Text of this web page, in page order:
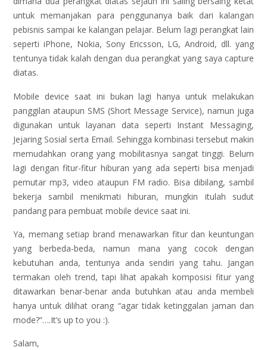
untuk memanjakan para penggunanya baik dari kalangan
pebisnis sampai ke kalangan pelajar. Belum lagi perangkat lain
seperti iPhone, Nokia, Sony Ericsson, LG, Android, dll. yang
tentunya tidak kalah dengan dua perangkat yang saya capture
diatas.
Mobile device saat ini bukan lagi hanya untuk melakukan
panggilan ataupun SMS (Short Message Service), namun juga
digunakan untuk layanan data seperti Instant Messaging,
Jejaring Sosial serta Email. Sehingga kombinasi tersebut makin
memudahkan orang yang mobilitasnya sangat tinggi. Belum
lagi dengan fitur-fitur hiburan yang ada seperti bisa menjadi
pemutar mp3, video ataupun FM radio. Bisa dibilang, sambil
bekerja sambil menikmati hiburan, mungkin itulah sudut
pandang para pembuat mobile device saat ini.
Ya, memang setiap brand menawarkan fitur dan keuntungan
yang berbeda-beda, namun mana yang cocok dengan
kebutuhan anda, tentunya anda sendiri yang tahu. Jangan
termakan oleh trend, tapi lihat apakah komposisi fitur yang
ditawarkan benar-benar anda butuhkan atau anda membeli
hanya untuk dilihat orang “agar tidak ketinggalan jaman dan
mode?”….It’s up to you :).
Salam,